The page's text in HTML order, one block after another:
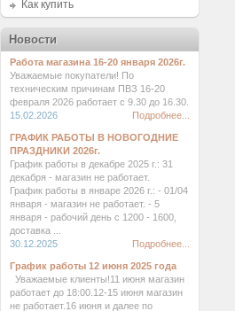
Как купить
Новости
Работа магазина 16-20 января 2026г.
Уважаемые покупатели! По
техническим причинам ПВЗ 16-20
февраля 2026 работает с 9.30 до 16.30.
15.02.2026
Подробнее...
ГРАФИК РАБОТЫ В НОВОГОДНИЕ
ПРАЗДНИКИ 2026г.
График работы в декабре 2025 г.: 31
декабря - магазин не работает.
График работы в январе 2026 г.: - 01/04
января - магазин не работает. - 5
января - рабочий день с 1200 - 1600,
доставка ...
30.12.2025
Подробнее...
График работы 12 июня 2025 года
Уважаемые клиенты!11 июня магазин
работает до 18:00.12-15 июня магазин
не работает.16 июня и далее по